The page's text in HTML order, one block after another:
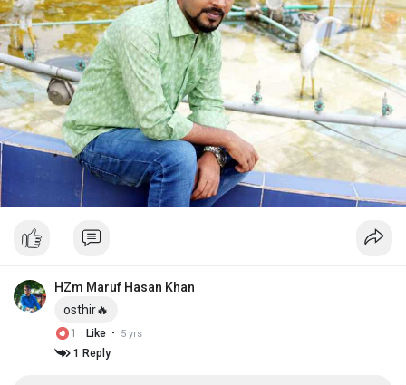
HZm Maruf Hasan Khan
osthir🔥
1 Like · 5 yrs
1 Reply